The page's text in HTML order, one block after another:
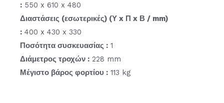
: 550 x 610 x 480
Διαστάσεις (εσωτερικές) (Υ x Π x Β / mm)
: 400 x 430 x 330
Ποσότητα συσκευασίας : 1
Διάμετρος τροχών : 228 mm
Μέγιστο βάρος φορτίου : 113 kg